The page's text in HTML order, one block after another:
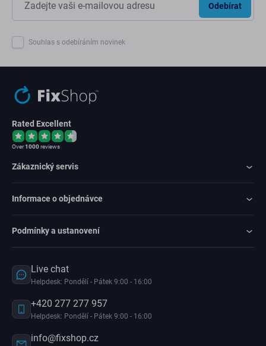
Odebírat
Souhlas s odebíráním novinek
Rated Excellent
Over1000reviews
Zákaznický servis
Informace o objednávce
Podmínky a ustanovení
Live chat
Helpdesk: Pondělí - Pátek 9:00 - 16:00
+420 277 277 957
Helpdesk: Pondělí - Pátek 9:00 - 16:00
info@fixshop.cz